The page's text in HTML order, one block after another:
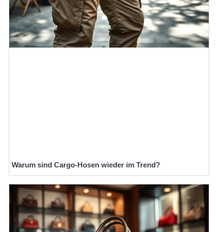
Warum sind Cargo-Hosen wieder im Trend?